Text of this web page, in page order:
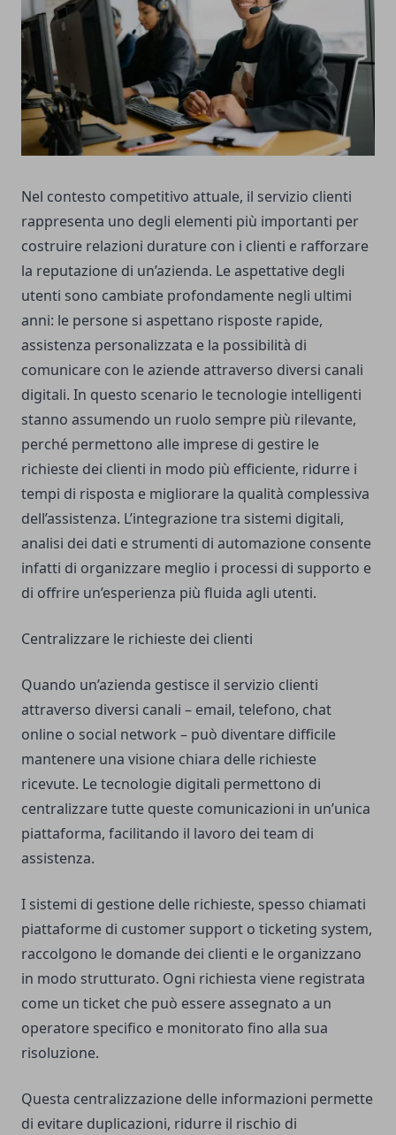
Nel contesto competitivo attuale, il servizio clienti
rappresenta uno degli elementi più importanti per
costruire relazioni durature con i clienti e rafforzare
la reputazione di un’azienda. Le aspettative degli
utenti sono cambiate profondamente negli ultimi
anni: le persone si aspettano risposte rapide,
assistenza personalizzata e la possibilità di
comunicare con le aziende attraverso diversi canali
digitali. In questo scenario le tecnologie intelligenti
stanno assumendo un ruolo sempre più rilevante,
perché permettono alle imprese di gestire le
richieste dei clienti in modo più efficiente, ridurre i
tempi di risposta e migliorare la qualità complessiva
dell’assistenza. L’integrazione tra sistemi digitali,
analisi dei dati e strumenti di automazione consente
infatti di organizzare meglio i processi di supporto e
di offrire un’esperienza più fluida agli utenti.
Centralizzare le richieste dei clienti
Quando un’azienda gestisce il servizio clienti
attraverso diversi canali – email, telefono, chat
online o social network – può diventare difficile
mantenere una visione chiara delle richieste
ricevute. Le tecnologie digitali permettono di
centralizzare tutte queste comunicazioni in un’unica
piattaforma, facilitando il lavoro dei team di
assistenza.
I sistemi di gestione delle richieste, spesso chiamati
piattaforme di customer support o ticketing system,
raccolgono le domande dei clienti e le organizzano
in modo strutturato. Ogni richiesta viene registrata
come un ticket che può essere assegnato a un
operatore specifico e monitorato fino alla sua
risoluzione.
Questa centralizzazione delle informazioni permette
di evitare duplicazioni, ridurre il rischio di